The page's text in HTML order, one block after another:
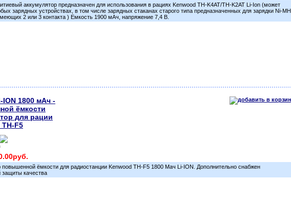
аккумулятор предназначен для использования в рациях Kenwood TH-K4AT/TH-K2AT Li-Ion (может
зарядных устройствах, в том числе зарядных стаканах старого типа предназначенных для зарядки Ni-MH
2 или 3 контакта ) Емкость 1900 мАч, напряжение 7,4 В.
ION 1800 мАч -
ёмкости
для рации
F5
повышенной ёмкости для радиостанции Kenwood TH-F5 1800 Мач Li-ION. Дополнительно снабжен
защиты качества